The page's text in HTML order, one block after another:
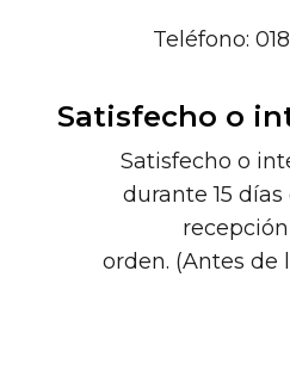
Teléfono:
Satisfecho o
Satisfecho o
durante 15
orden. (Antes de